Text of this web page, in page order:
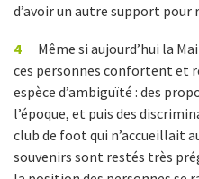
d’avoir un autre support
4
Même si aujourd’hui la
ces personnes confortent et
espèce d’ambiguïté : des
l’époque, et puis des
club de foot qui n’accueillait
souvenirs sont restés très